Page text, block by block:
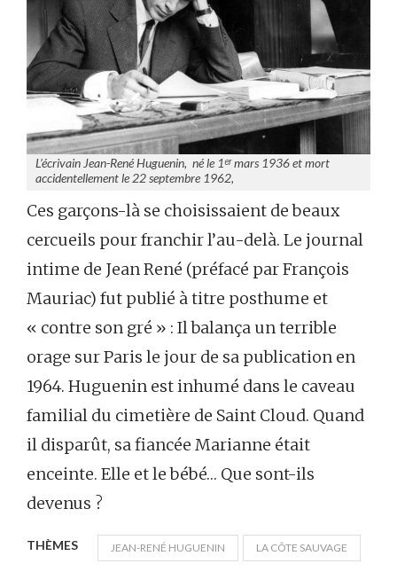
L’écrivain Jean-René Huguenin, né le 1ᵉʳ mars 1936 et mort
accidentellement le 22 septembre 1962,
Ces garçons-là se choisissaient de beaux
cercueils pour franchir l’au-delà. Le journal
intime de Jean René (préfacé par François
Mauriac) fut publié à titre posthume et
« contre son gré » : Il balança un terrible
orage sur Paris le jour de sa publication en
1964. Huguenin est inhumé dans le caveau
familial du cimetière de Saint Cloud. Quand
il disparût, sa fiancée Marianne était
enceinte. Elle et le bébé… Que sont-ils
devenus ?
THÈMES JEAN-RENÉ HUGUENIN LA CÔTE SAUVAGE